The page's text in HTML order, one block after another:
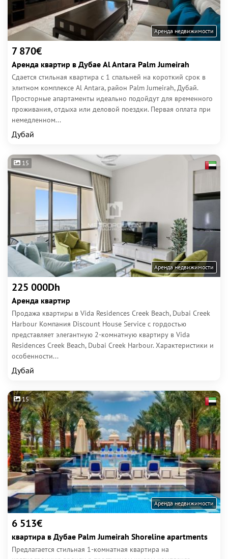
Аренда недвижимости
7 870€
Аренда квартир в Дубае Al Antara Palm Jumeirah
Сдается стильная квартира с 1 спальней на короткий срок в
элитном комплексе Al Antara, район Palm Jumeirah, Дубай.
Просторные апартаменты идеально подойдут для временного
проживания, отдыха или деловой поездки. Первая оплата при
немедленном...
Дубай
15
Аренда недвижимости
225 000Dh
Аренда квартир
Продажа квартиры в Vida Residences Creek Beach, Dubai Creek
Harbour Компания Discount House Service с гордостью
представляет элегантную 2-комнатную квартиру в Vida
Residences Creek Beach, Dubai Creek Harbour. Характеристики и
особенности...
Дубай
15
Аренда недвижимости
6 513€
квартира в Дубае Palm Jumeirah Shoreline apartments
Предлагается стильная 1-комнатная квартира на